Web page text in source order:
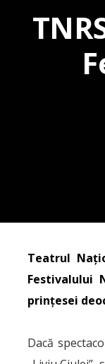
Teatrul
Festivalului
prințesei
Dacă